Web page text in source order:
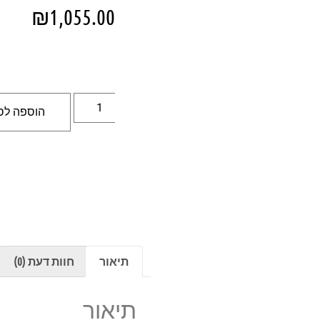
₪1,055.00
הוספה
תיאור חוות דעת (0)
תיאור